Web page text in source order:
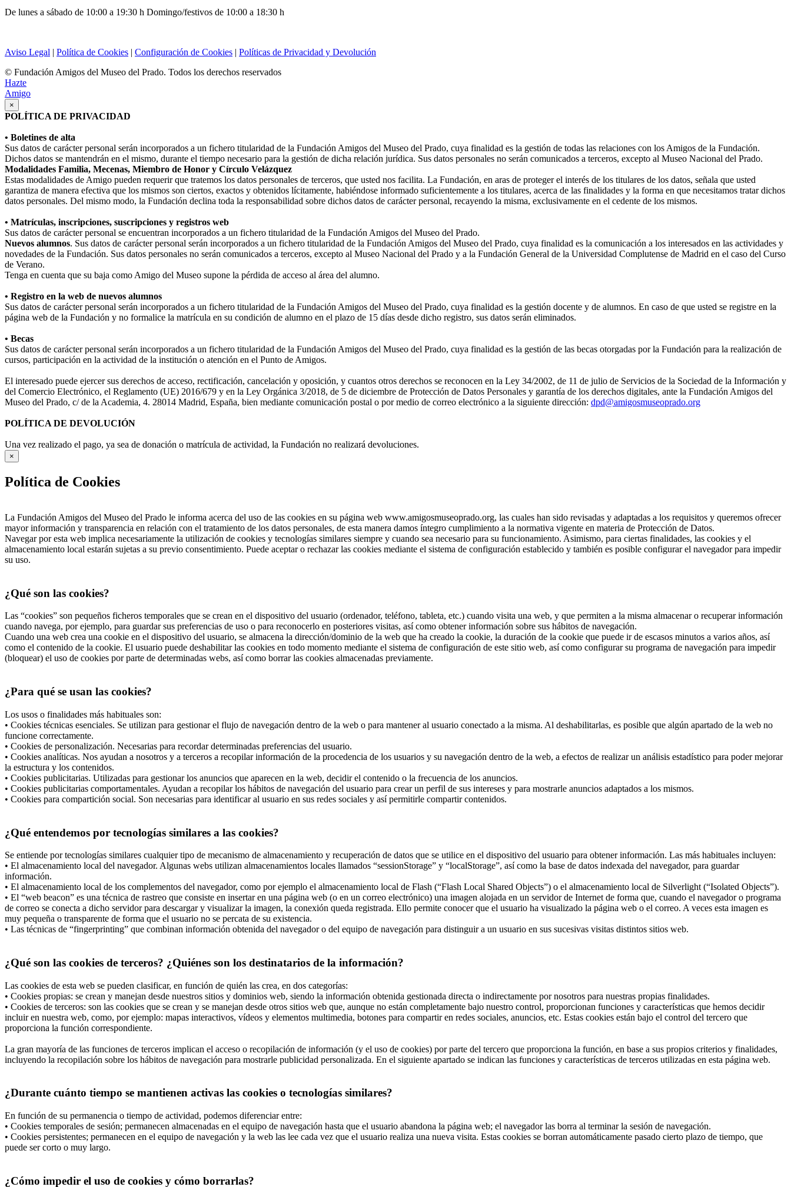
De lunes a sábado de 10:00 a 19:30 h Domingo/festivos de 10:00 a 18:30 h
Aviso Legal | Política de Cookies | Configuración de Cookies | Políticas de Privacidad y Devolución
© Fundación Amigos del Museo del Prado. Todos los derechos reservados
Hazte
Amigo
×
POLÍTICA DE PRIVACIDAD
• Boletines de alta
Sus datos de carácter personal serán incorporados a un fichero titularidad de la Fundación Amigos del Museo del Prado, cuya finalidad es la gestión de todas las relaciones con los Amigos de la Fundación.
Dichos datos se mantendrán en el mismo, durante el tiempo necesario para la gestión de dicha relación jurídica. Sus datos personales no serán comunicados a terceros, excepto al Museo Nacional del Prado.
Modalidades Familia, Mecenas, Miembro de Honor y Círculo Velázquez
Estas modalidades de Amigo pueden requerir que tratemos los datos personales de terceros, que usted nos facilita. La Fundación, en aras de proteger el interés de los titulares de los datos, señala que usted
garantiza de manera efectiva que los mismos son ciertos, exactos y obtenidos lícitamente, habiéndose informado suficientemente a los titulares, acerca de las finalidades y la forma en que necesitamos tratar dichos
datos personales. Del mismo modo, la Fundación declina toda la responsabilidad sobre dichos datos de carácter personal, recayendo la misma, exclusivamente en el cedente de los mismos.
• Matrículas, inscripciones, suscripciones y registros web
Sus datos de carácter personal se encuentran incorporados a un fichero titularidad de la Fundación Amigos del Museo del Prado.
Nuevos alumnos. Sus datos de carácter personal serán incorporados a un fichero titularidad de la Fundación Amigos del Museo del Prado, cuya finalidad es la comunicación a los interesados en las actividades y
novedades de la Fundación. Sus datos personales no serán comunicados a terceros, excepto al Museo Nacional del Prado y a la Fundación General de la Universidad Complutense de Madrid en el caso del Curso
de Verano.
Tenga en cuenta que su baja como Amigo del Museo supone la pérdida de acceso al área del alumno.
• Registro en la web de nuevos alumnos
Sus datos de carácter personal serán incorporados a un fichero titularidad de la Fundación Amigos del Museo del Prado, cuya finalidad es la gestión docente y de alumnos. En caso de que usted se registre en la
página web de la Fundación y no formalice la matrícula en su condición de alumno en el plazo de 15 días desde dicho registro, sus datos serán eliminados.
• Becas
Sus datos de carácter personal serán incorporados a un fichero titularidad de la Fundación Amigos del Museo del Prado, cuya finalidad es la gestión de las becas otorgadas por la Fundación para la realización de
cursos, participación en la actividad de la institución o atención en el Punto de Amigos.
El interesado puede ejercer sus derechos de acceso, rectificación, cancelación y oposición, y cuantos otros derechos se reconocen en la Ley 34/2002, de 11 de julio de Servicios de la Sociedad de la Información y
del Comercio Electrónico, el Reglamento (UE) 2016/679 y en la Ley Orgánica 3/2018, de 5 de diciembre de Protección de Datos Personales y garantía de los derechos digitales, ante la Fundación Amigos del
Museo del Prado, c/ de la Academia, 4. 28014 Madrid, España, bien mediante comunicación postal o por medio de correo electrónico a la siguiente dirección: dpd@amigosmuseoprado.org
POLÍTICA DE DEVOLUCIÓN
Una vez realizado el pago, ya sea de donación o matrícula de actividad, la Fundación no realizará devoluciones.
×
Política de Cookies
La Fundación Amigos del Museo del Prado le informa acerca del uso de las cookies en su página web www.amigosmuseoprado.org, las cuales han sido revisadas y adaptadas a los requisitos y queremos ofrecer
mayor información y transparencia en relación con el tratamiento de los datos personales, de esta manera damos íntegro cumplimiento a la normativa vigente en materia de Protección de Datos.
Navegar por esta web implica necesariamente la utilización de cookies y tecnologías similares siempre y cuando sea necesario para su funcionamiento. Asimismo, para ciertas finalidades, las cookies y el
almacenamiento local estarán sujetas a su previo consentimiento. Puede aceptar o rechazar las cookies mediante el sistema de configuración establecido y también es posible configurar el navegador para impedir
su uso.
¿Qué son las cookies?
Las “cookies” son pequeños ficheros temporales que se crean en el dispositivo del usuario (ordenador, teléfono, tableta, etc.) cuando visita una web, y que permiten a la misma almacenar o recuperar información
cuando navega, por ejemplo, para guardar sus preferencias de uso o para reconocerlo en posteriores visitas, así como obtener información sobre sus hábitos de navegación.
Cuando una web crea una cookie en el dispositivo del usuario, se almacena la dirección/dominio de la web que ha creado la cookie, la duración de la cookie que puede ir de escasos minutos a varios años, así
como el contenido de la cookie. El usuario puede deshabilitar las cookies en todo momento mediante el sistema de configuración de este sitio web, así como configurar su programa de navegación para impedir
(bloquear) el uso de cookies por parte de determinadas webs, así como borrar las cookies almacenadas previamente.
¿Para qué se usan las cookies?
Los usos o finalidades más habituales son:
• Cookies técnicas esenciales. Se utilizan para gestionar el flujo de navegación dentro de la web o para mantener al usuario conectado a la misma. Al deshabilitarlas, es posible que algún apartado de la web no
funcione correctamente.
• Cookies de personalización. Necesarias para recordar determinadas preferencias del usuario.
• Cookies analíticas. Nos ayudan a nosotros y a terceros a recopilar información de la procedencia de los usuarios y su navegación dentro de la web, a efectos de realizar un análisis estadístico para poder mejorar
la estructura y los contenidos.
• Cookies publicitarias. Utilizadas para gestionar los anuncios que aparecen en la web, decidir el contenido o la frecuencia de los anuncios.
• Cookies publicitarias comportamentales. Ayudan a recopilar los hábitos de navegación del usuario para crear un perfil de sus intereses y para mostrarle anuncios adaptados a los mismos.
• Cookies para compartición social. Son necesarias para identificar al usuario en sus redes sociales y así permitirle compartir contenidos.
¿Qué entendemos por tecnologías similares a las cookies?
Se entiende por tecnologías similares cualquier tipo de mecanismo de almacenamiento y recuperación de datos que se utilice en el dispositivo del usuario para obtener información. Las más habituales incluyen:
• El almacenamiento local del navegador. Algunas webs utilizan almacenamientos locales llamados “sessionStorage” y “localStorage”, así como la base de datos indexada del navegador, para guardar
información.
• El almacenamiento local de los complementos del navegador, como por ejemplo el almacenamiento local de Flash (“Flash Local Shared Objects”) o el almacenamiento local de Silverlight (“Isolated Objects”).
• El “web beacon” es una técnica de rastreo que consiste en insertar en una página web (o en un correo electrónico) una imagen alojada en un servidor de Internet de forma que, cuando el navegador o programa
de correo se conecta a dicho servidor para descargar y visualizar la imagen, la conexión queda registrada. Ello permite conocer que el usuario ha visualizado la página web o el correo. A veces esta imagen es
muy pequeña o transparente de forma que el usuario no se percata de su existencia.
• Las técnicas de “fingerprinting” que combinan información obtenida del navegador o del equipo de navegación para distinguir a un usuario en sus sucesivas visitas distintos sitios web.
¿Qué son las cookies de terceros? ¿Quiénes son los destinatarios de la información?
Las cookies de esta web se pueden clasificar, en función de quién las crea, en dos categorías:
• Cookies propias: se crean y manejan desde nuestros sitios y dominios web, siendo la información obtenida gestionada directa o indirectamente por nosotros para nuestras propias finalidades.
• Cookies de terceros: son las cookies que se crean y se manejan desde otros sitios web que, aunque no están completamente bajo nuestro control, proporcionan funciones y características que hemos decidir
incluir en nuestra web, como, por ejemplo: mapas interactivos, vídeos y elementos multimedia, botones para compartir en redes sociales, anuncios, etc. Estas cookies están bajo el control del tercero que
proporciona la función correspondiente.
La gran mayoría de las funciones de terceros implican el acceso o recopilación de información (y el uso de cookies) por parte del tercero que proporciona la función, en base a sus propios criterios y finalidades,
incluyendo la recopilación sobre los hábitos de navegación para mostrarle publicidad personalizada. En el siguiente apartado se indican las funciones y características de terceros utilizadas en esta página web.
¿Durante cuánto tiempo se mantienen activas las cookies o tecnologías similares?
En función de su permanencia o tiempo de actividad, podemos diferenciar entre:
• Cookies temporales de sesión; permanecen almacenadas en el equipo de navegación hasta que el usuario abandona la página web; el navegador las borra al terminar la sesión de navegación.
• Cookies persistentes; permanecen en el equipo de navegación y la web las lee cada vez que el usuario realiza una nueva visita. Estas cookies se borran automáticamente pasado cierto plazo de tiempo, que
puede ser corto o muy largo.
¿Cómo impedir el uso de cookies y cómo borrarlas?